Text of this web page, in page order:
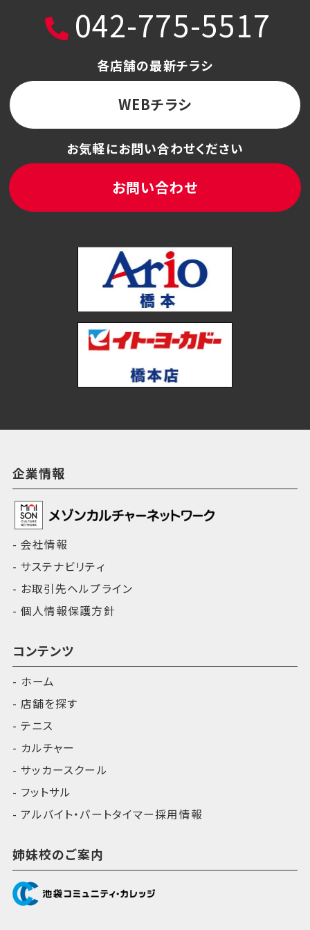
042-775-5517
各店舗の最新チラシ
WEBチラシ
お気軽にお問い合わせください
お問い合わせ
企業情報
会社情報
サステナビリティ
お取引先ヘルプライン
個人情報保護方針
コンテンツ
ホーム
店舗を探す
テニス
カルチャー
サッカースクール
フットサル
アルバイト・パートタイマー採用情報
姉妹校のご案内